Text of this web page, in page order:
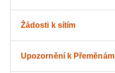
Žádosti k sítím
Upozornění k Přeměnám